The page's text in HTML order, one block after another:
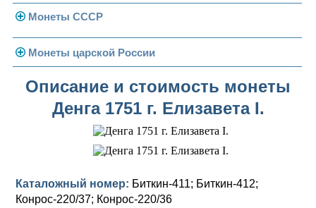
Современная Россия
Монеты 1991-1993 гг.
Монеты СССР
Погодовка СССР
Монеты 1958 года
Золотые червонцы
Памятные и юбилейные
Монеты царской России
Николай II (1894-1917)
Золото
Германская оккупация
Александр III (1881-1894)
Медь
Александр II (1855-1881)
Серебро
Платина, золото
Александр I (1801-1825)
Описание и стоимость монеты
Денга 1751 г. Елизавета I.
Каталожный номер: Биткин-411; Биткин-412;
Конрос-220/37; Конрос-220/36